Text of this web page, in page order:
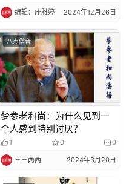
编辑：庄雅婷 2024年12月26日
八点僧音
梦参老和尚：为什么见到一
个人感到特别讨厌？
1 0 0
三三两两 2024年3月20日